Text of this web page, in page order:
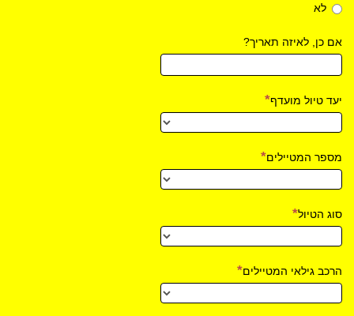
לא
אם כן, לאיזה תאריך?
יעד טיול מועדף
מספר המטיילים
סוג הטיול
הרכב גילאי המטיילים